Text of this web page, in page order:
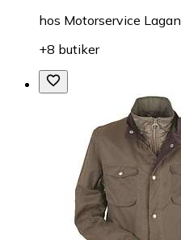
hos Motorservice Lagan
+8 butiker